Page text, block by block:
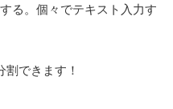
る。個々でテキスト入力す
できます！